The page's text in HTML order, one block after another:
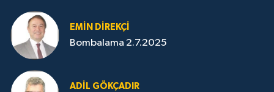
EMIN DIREKÇI
Bombalama 2.7.2025
ADIL GÖKÇADIR